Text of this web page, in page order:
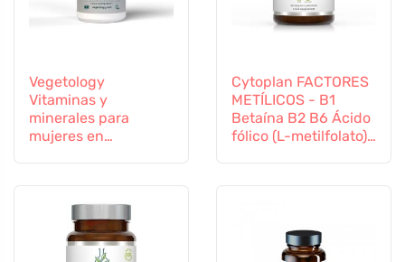
Vegetology
Vitaminas y
minerales para
mujeres en
Cytoplan FACTORES
METÍLICOS - B1
Betaína B2 B6 Ácido
fólico (L-metilfolato)